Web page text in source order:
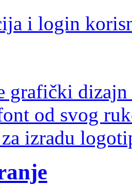
i login
grafički dizajn
od svog
izradu